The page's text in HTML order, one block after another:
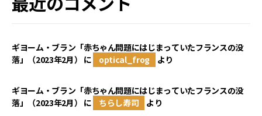
ギヨーム・ブラン「赤ちゃん問題にはじまっていたフランスの没
落」（2023年2月） に optical_frog より
ギヨーム・ブラン「赤ちゃん問題にはじまっていたフランスの没
落」（2023年2月） に ちらし寿司 より